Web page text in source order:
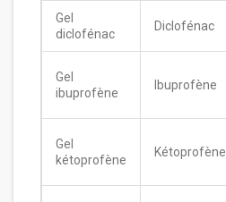
Gel
diclofénac
Diclofénac
Gel
ibuprofène
Ibuprofène
Gel
kétoprofène
Kétoprofène